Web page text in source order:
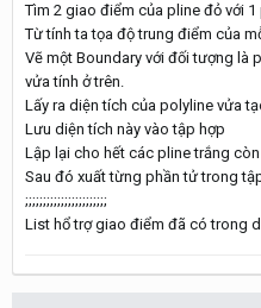
Tìm 2 giao điểm của pline đỏ với 1
Từ tính ta tọa độ trung điểm của
Vẽ một Boundary với đối tượng là
vửa tính ở trên.
Lấy ra diện tích của polyline vửa
Lưu diện tích này vào tập hợp
Lập lại cho hết các pline trắng
Sau đó xuất từng phần tử trong
;;;;;;;;;;;;;;;;;;;;;;;
List hổ trợ giao điểm đã có trong